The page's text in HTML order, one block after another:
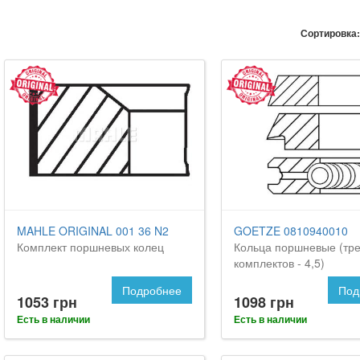
Сортировка:
MAHLE ORIGINAL 001 36 N2
Комплект поршневых колец
1053 грн
Есть в наличии
Подробнее
GOETZE 0810940010
Кольца поршневые
комплектов - 4,5)
1098 грн
Есть в наличии